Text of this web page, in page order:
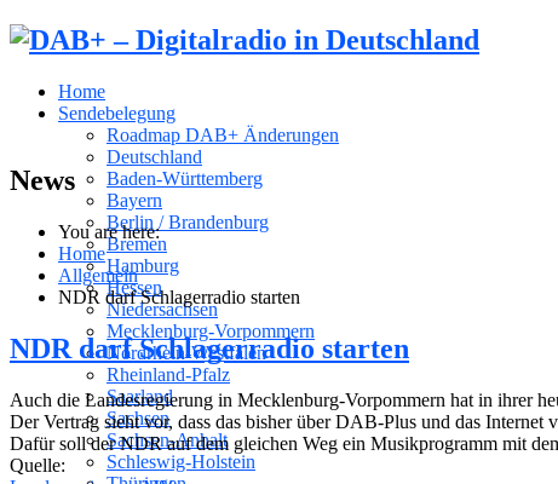
Home
Sendebelegung
Roadmap DAB+ Änderungen
Deutschland
Baden-Württemberg
Bayern
Berlin / Brandenburg
Bremen
Hamburg
Hessen
Niedersachsen
Mecklenburg-Vorpommern
Nordrhein-Westfalen
Rheinland-Pfalz
Saarland
Sachsen
Sachsen-Anhalt
Schleswig-Holstein
News
You are here:
Home
Allgemein
NDR darf Schlagerradio starten
NDR darf Schlagerradio starten
Auch die Landesregierung in Mecklenburg-Vorpommern hat in ihrer
Der Vertrag sieht vor, dass das bisher über DAB-Plus und das
Dafür soll der NDR auf dem gleichen Weg ein Musikprogramm mit
Quelle: